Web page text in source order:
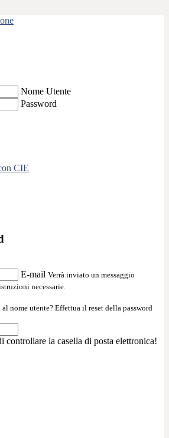
Nome Utente
Password
CIE
E-mail Verrà inviato un messaggio
necessarie.
nome utente? Effettua il reset della password
controllare la casella di posta elettronica!